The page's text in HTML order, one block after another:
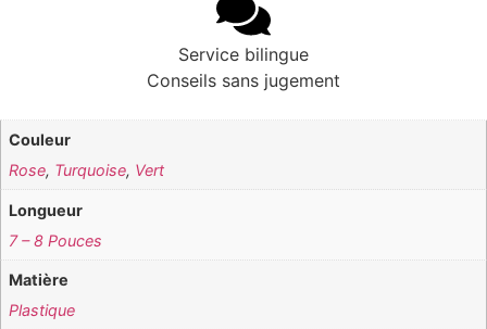
Service bilingue
Conseils sans jugement
Couleur
Rose, Turquoise, Vert
Longueur
7 – 8 Pouces
Matière
Plastique